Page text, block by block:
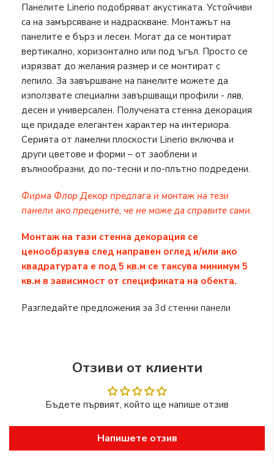
Панелите Linerio подобряват акустиката. Устойчиви
са на замърсяване и надраскване. Монтажът на
панелите е бърз и лесен. Могат да се монтират
вертикално, хоризонтално или под ъгъл. Просто се
изрязват до желания размер и се монтират с
лепило. За завършване на панелите можете да
използвате специални завършващи профили - ляв,
десен и универсален. Получената стенна декорация
ще придаде елегантен характер на интериора.
Серията от ламелни плоскости Linerio включва и
други цветове и форми – от заоблени и
вълнообразни, до по-тесни и по-плътно подредени.
Фирма Флор Декор предлага и монтаж на тези
панели ако прецените, че не може да справите сами.
Монтаж на тази стенна декорация се
ценообразува след направен оглед и/или ако
квадратурата е под 5 кв.м се таксува минимум 5
кв.м в зависимост от спецификата на обекта.
Разгледайте предложения за 3d стенни панели
Отзиви от клиенти
Бъдете първият, който ще напише отзив
Напишете отзив